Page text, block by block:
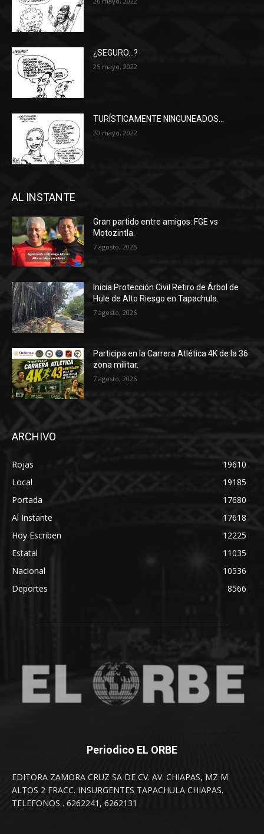
¿SEGURO…?
25 mayo, 2022
TURÍSTICAMENTE NINGUNEADOS…
20 mayo, 2022
AL INSTANTE
Gran partido entre amigos: FGE vs
Motozintla.
7 agosto, 2026
Inicia Protección Civil Retiro de Árbol de
Hule de Alto Riesgo en Tapachula.
7 agosto, 2026
Participa en la Carrera Atlética 4K de la 36
zona militar.
7 agosto, 2026
ARCHIVO
Rojas
19610
Local
19185
Portada
17680
Al Instante
17618
Hoy Escriben
12225
Estatal
11035
Nacional
10536
Deportes
8566
Periodico EL ORBE
EDITORA ZAMORA CRUZ SA DE CV. AV. CHIAPAS, MZ M
ALTOS 2 FRACC. INSURGENTES TAPACHULA CHIAPAS.
TELEFONOS . 6262241, 6262131